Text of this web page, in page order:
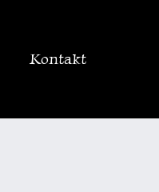
Kontakt